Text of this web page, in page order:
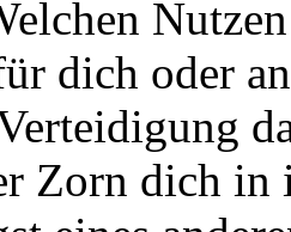
dich oder
Zorn dich